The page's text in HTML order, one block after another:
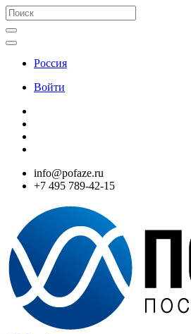
Россия
Войти
info@pofaze.ru
+7 495 789-42-15